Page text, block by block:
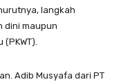
langkah
dini maupun
Adib Musyafa dari PT